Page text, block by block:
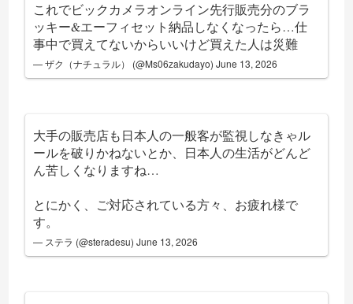
これでビックカメラオンライン先行販売分のブラ
ッキー&エーフィセット納品しなくなったら…仕
事中で買えてないからいいけど買えた人は災難
— ザク（ナチュラル） (@Ms06zakudayo)June 13, 2026
大手の販売店も日本人の一般客が監視しなきゃル
ールを破りかねないとか、日本人の生活がどんど
ん苦しくなりますね…
とにかく、ご対応されている方々、お疲れ様で
す。
— ステラ (@steradesu)June 13, 2026